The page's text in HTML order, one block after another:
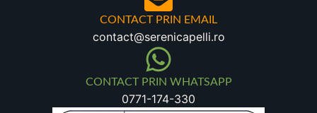
CONTACT PRIN EMAIL
contact@serenicapelli.ro
CONTACT PRIN WHATSAPP
0771-174-330